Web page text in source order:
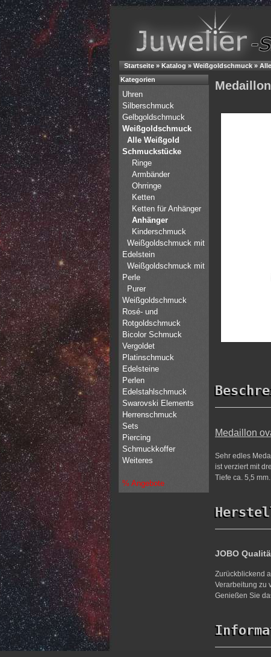
Startseite » Katalog » Weißgoldschmuck »
Medaillon
Sehr edles
ist verziert mit
Tiefe ca. 5,5
JOBO
Zurückblickend
Verarbeitung zu
Genießen Sie
Kategorien
Uhren
Silberschmuck
Gelbgoldschmuck
Weißgoldschmuck
Alle Weißgold
Schmuckstücke
Ringe
Armbänder
Ohrringe
Ketten
Ketten für Anhänger
Anhänger
Kinderschmuck
Weißgoldschmuck mit
Edelstein
Weißgoldschmuck mit
Perle
Purer
Weißgoldschmuck
Rosé- und
Rotgoldschmuck
Bicolor Schmuck
Vergoldet
Platinschmuck
Edelsteine
Perlen
Edelstahlschmuck
Swarovski Elements
Herrenschmuck
Sets
Piercing
Schmuckkoffer
Weiteres
% Angebote